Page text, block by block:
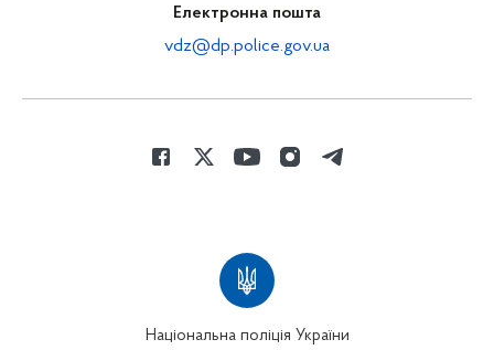
Електронна пошта
vdz@dp.police.gov.ua
Національна поліція України